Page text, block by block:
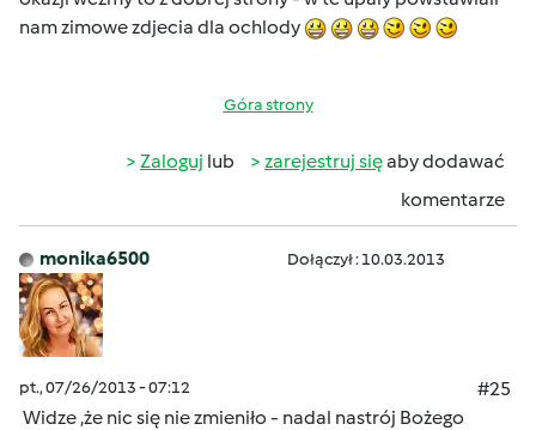
nam zimowe zdjecia dla ochlody
Góra strony
Zaloguj lub zarejestruj sięaby dodawać
komentarze
monika6500 Dołączył : 10.03.2013
pt., 07/26/2013 - 07:12
#25
Widze ,że nic się nie zmieniło - nadal nastrój Bożego